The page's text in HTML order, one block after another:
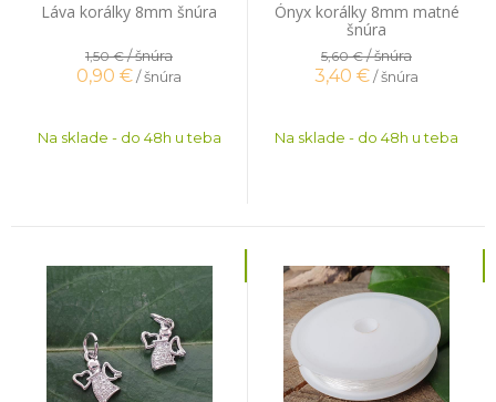
Láva korálky 8mm šnúra
1,50 €/ šnúra
0,90 €/ šnúra
Na sklade - do 48h u teba
Ónyx korálky 8mm matné
šnúra
5,60 €/ šnúra
3,40 €/ šnúra
Na sklade - do 48h u teba